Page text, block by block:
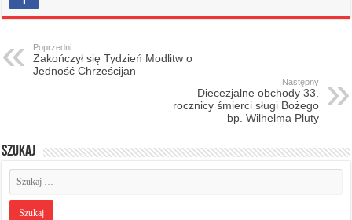
Poprzedni
Zakończył się Tydzień Modlitw o
Jedność Chrześcijan
Następny
Diecezjalne obchody 33.
rocznicy śmierci sługi Bożego
bp. Wilhelma Pluty
Szukaj